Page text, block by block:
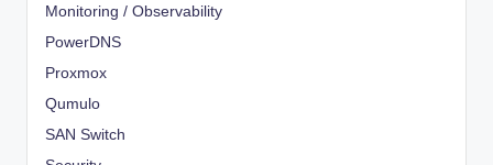
Monitoring / Observability
PowerDNS
Proxmox
Qumulo
SAN Switch